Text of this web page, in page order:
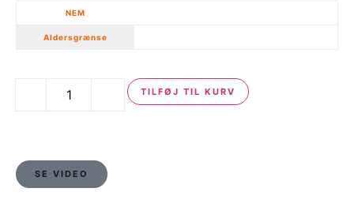
NEM
Aldersgrænse
TILFØJ TIL KURV
SE VIDEO